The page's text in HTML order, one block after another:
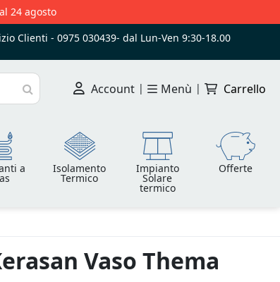
24 agosto
Clienti - 0975 030439- dal Lun-Ven 9:30-18.00
Cerca
Account | Menù | Carrello
a Isolamento
Termico
Impianto
Solare
termico
Offerte
Vaso Thema